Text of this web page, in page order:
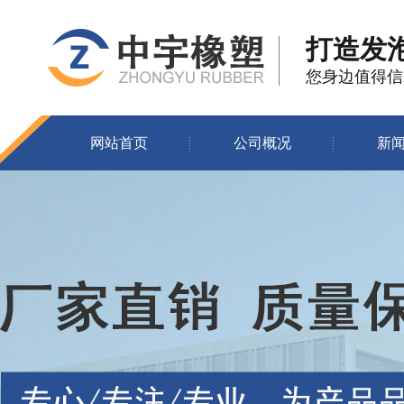
打造发
您身边值得
网站首页 公司概况 新